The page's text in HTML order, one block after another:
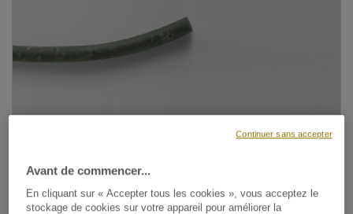
Avant de commencer...
En cliquant sur « Accepter tous les cookies », vous acceptez le
stockage de cookies sur votre appareil pour améliorer la
Continuer sans accepter